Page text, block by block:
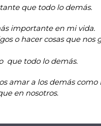
que todo lo demás.
importante en mi vida.
o hacer cosas que nos
que todo lo demás.
amar a los demás
en nosotros.